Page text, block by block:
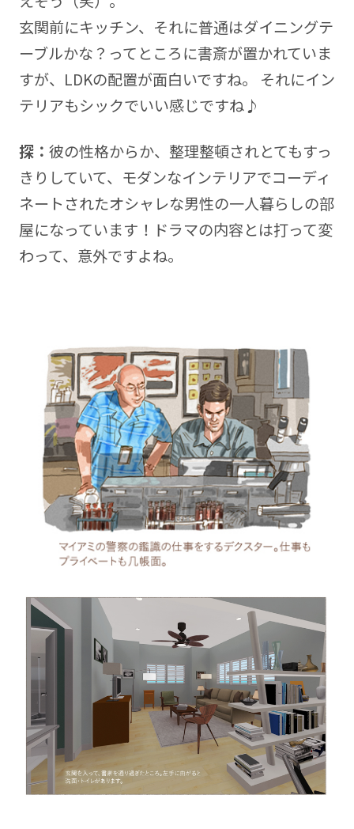
玄関前にキッチン、それに普通はダイニングテ
ーブルかな？ってところに書斎が置かれていま
すが、LDKの配置が面白いですね。 それにイン
テリアもシックでいい感じですね♪
探： 彼の性格からか、整理整頓されとてもすっ
きりしていて、モダンなインテリアでコーディ
ネートされたオシャレな男性の一人暮らしの部
屋になっています！ドラマの内容とは打って変
わって、意外ですよね。